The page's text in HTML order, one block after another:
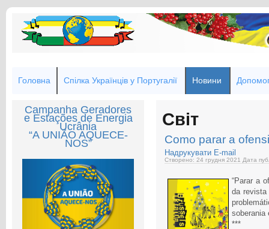
Головна Спілка Українців у Португалії Новини
Campanha Geradores
e Estações de Energia
Ucrânia
“A UNIÃO AQUECE-
NOS”
Світ
Como parar a
Надрукувати E-mail
Створено: 24 грудня 2021 Дата
“Parar a
da revista
soberania
***